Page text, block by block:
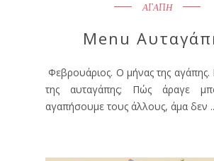
ΑΓΑΠΗ
Menu
Φεβρουάριος. Ο μήνας της αγάπης.
της αυταγάπης; Πώς άραγε
αγαπήσουμε τους άλλους, άμα δεν